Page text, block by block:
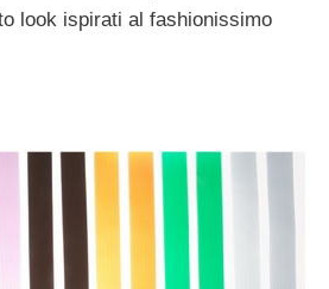
look ispirati al fashionissimo